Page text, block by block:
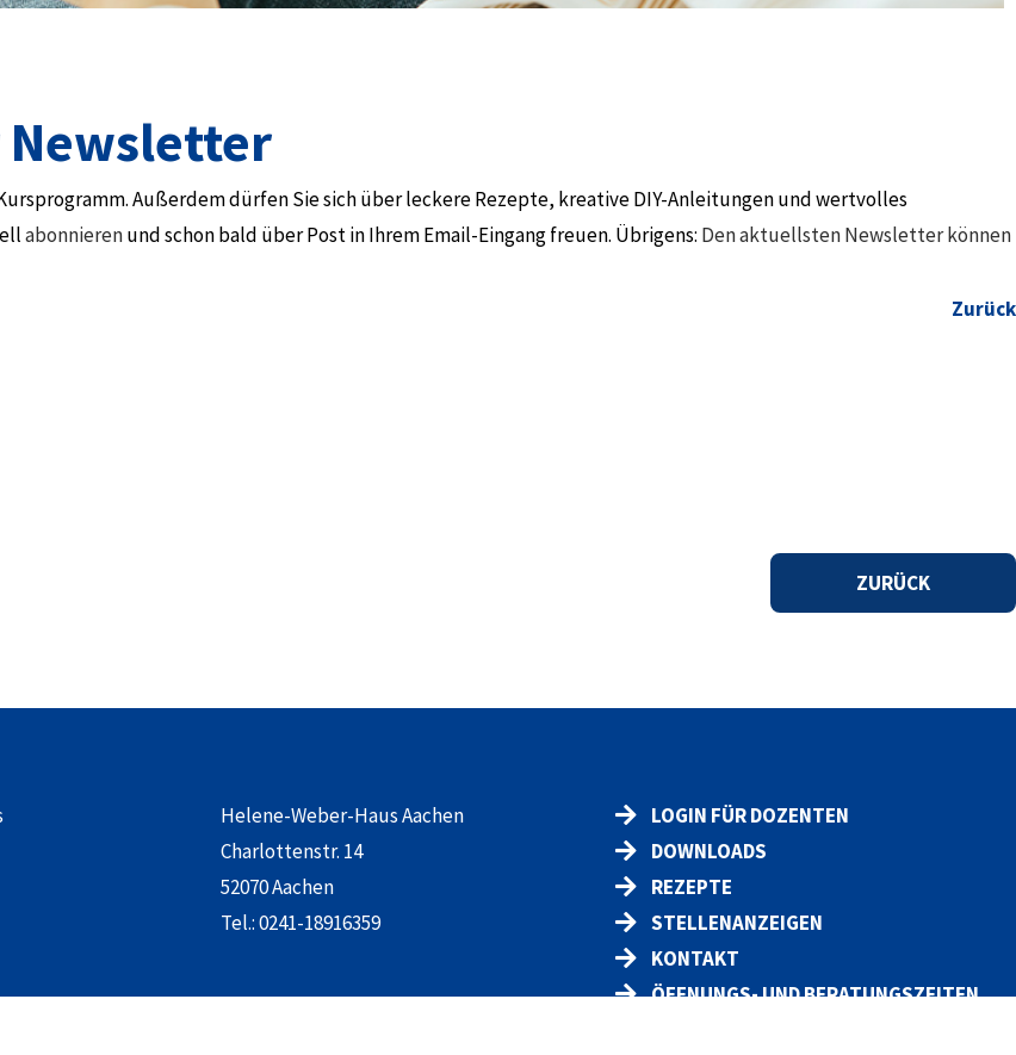
Außerdem dürfen Sie sich über leckere Rezepte, kreative DIY-Anleitungen und wertvolles
abonnierenund schon bald über Post in Ihrem Email-Eingang freuen. Übrigens: Den aktuellsten Newsletter können
Zurück
ZURÜCK
Helene-Weber-Haus Aachen
Charlottenstr. 14
52070 Aachen
Tel.:0241-18916359
LOGIN FÜR DOZENTEN
DOWNLOADS
REZEPTE
STELLENANZEIGEN
KONTAKT
ÖFFNUNGS- UND BERATUNGSZEITEN